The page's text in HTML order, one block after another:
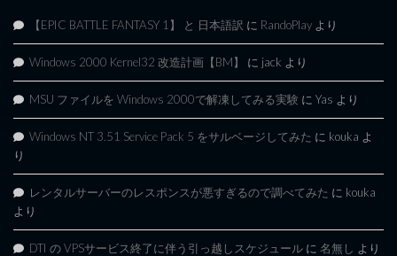
【EPIC BATTLE FANTASY 1】 と 日本語訳 に RandoPlay より
Windows 2000 Kernel32 改造計画【BM】 に jack より
MSU ファイルを Windows 2000で解凍してみる実験 に Yas より
Windows NT 3.51 Service Pack 5 をサルベージしてみた に kouka よ
り
レンタルサーバーのレスポンスが悪すぎるので調べてみた に kouka
より
DTI の VPSサービス終了に伴う引っ越しスケジュール に 名無し より